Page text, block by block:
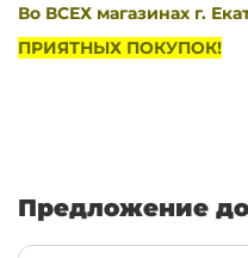
Во ВСЕХ магазинах г.
ПРИЯТНЫХ ПОКУПОК!
Предложение